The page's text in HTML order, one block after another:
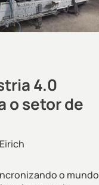
4.0
o setor de
o mundo